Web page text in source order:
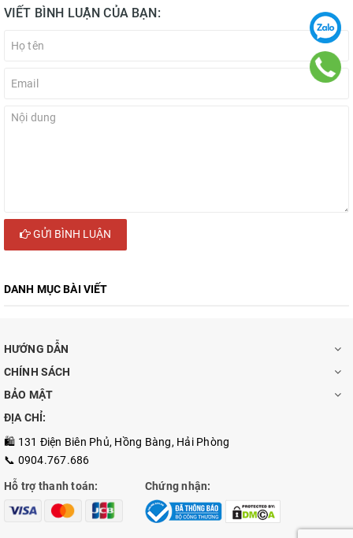
VIẾT BÌNH LUẬN CỦA BẠN:
GỬI BÌNH LUẬN
DANH MỤC BÀI VIẾT
HƯỚNG DẪN
CHÍNH SÁCH
BẢO MẬT
ĐỊA CHỈ:
🛍️ 131 Điện Biên Phủ, Hồng Bàng, Hải Phòng
📞 0904.767.686
Hỗ trợ thanh toán: Chứng nhận: